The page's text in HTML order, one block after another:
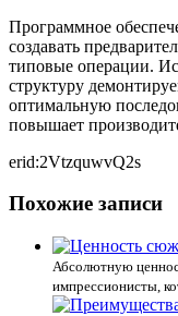
Программное
создавать
типовые операции.
структуру
оптимальную
повышает
erid:2VtzquwvQ2s
Похожие записи
Абсолютную
импрессионисты,